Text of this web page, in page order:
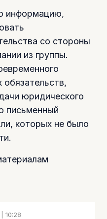
информацию,
со стороны
из группы.
обязательств,
юридического
письменный
которых не было
10:28